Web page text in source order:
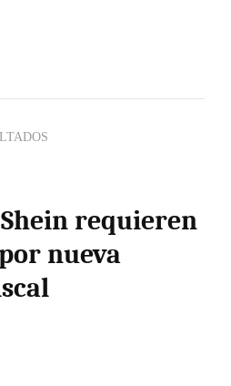
requieren
por nueva